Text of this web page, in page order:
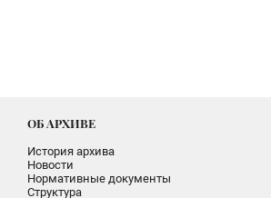
ОБ АРХИВЕ
История архива
Новости
Нормативные документы
Структура